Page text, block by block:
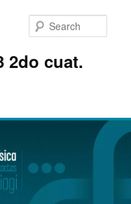
2do cuat.